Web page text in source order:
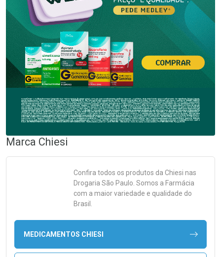
Marca Chiesi
Confira todos os produtos da Chiesi nas
Drogaria São Paulo. Somos a Farmácia
com a maior variedade e qualidade do
Brasil.
MEDICAMENTOS CHIESI